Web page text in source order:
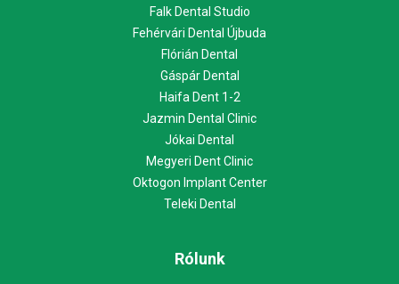
Falk Dental Studio
Fehérvári Dental Újbuda
Flórián Dental
Gáspár Dental
Haifa Dent 1-2
Jazmin Dental Clinic
Jókai Dental
Megyeri Dent Clinic
Oktogon Implant Center
Teleki Dental
Rólunk